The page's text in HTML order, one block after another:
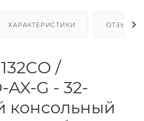
ХАРАКТЕРИСТИКИ ОТЗЫВЫ
/
AX-G - 32-
консольный